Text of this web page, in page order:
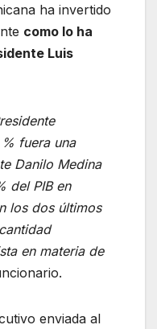
ha invertido
como lo ha
Luis
fuera una
Danilo Medina
del PIB en
los dos últimos
en materia de
enviada al